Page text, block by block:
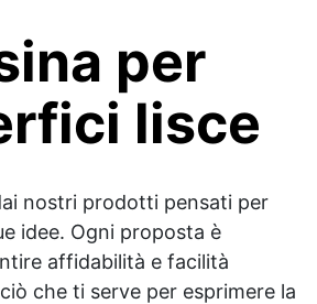
per
lisce
nostri prodotti pensati per
idee. Ogni proposta è
affidabilità e facilità
che ti serve per esprimere la